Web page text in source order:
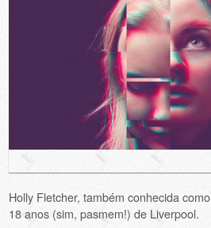
Holly Fletcher, também conhecida como
18 anos (sim, pasmem!) de Liverpool.